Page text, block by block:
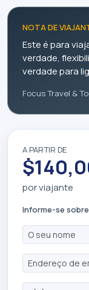
NOTA DE
Este é para
verdade,
verdade para
Focus Travel &
A PARTIR DE
por viajante
Informe-se